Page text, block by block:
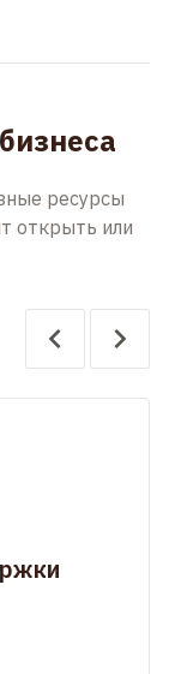
ресурсы
открыть или